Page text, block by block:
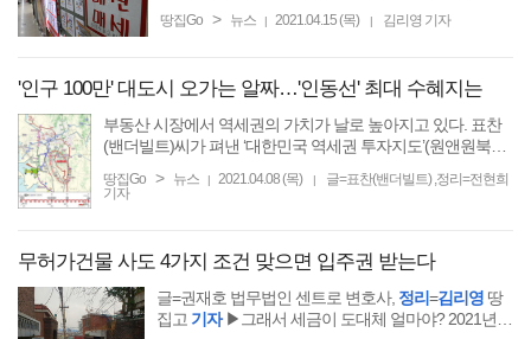
상이다.
땅집Go > 뉴스 2021.04.15 (목) 김리영 기자
'인구 100만' 대도시 오가는 알짜…'인동선' 최대 수혜지는
부동산 시장에서 역세권의 가치가 날로 높아지고 있다. 표찬
(밴더빌트)씨가 펴낸 ‘대한민국 역세권 투자지도’(원앤원북스)
지식과 현재 추진 중인 신(新) 역세권 ...
땅집Go > 뉴스 | 2021.04.08 (목) |
글=표찬(밴더빌트) ,정리=전현희
기자
무허가건물 사도 4가지 조건 맞으면 입주권 받는다
글=권재호 법무법인 센트로 변호사, 정리=김리영땅
집고 기자▶그래서 세금이 도대체 얼마야? 2021년